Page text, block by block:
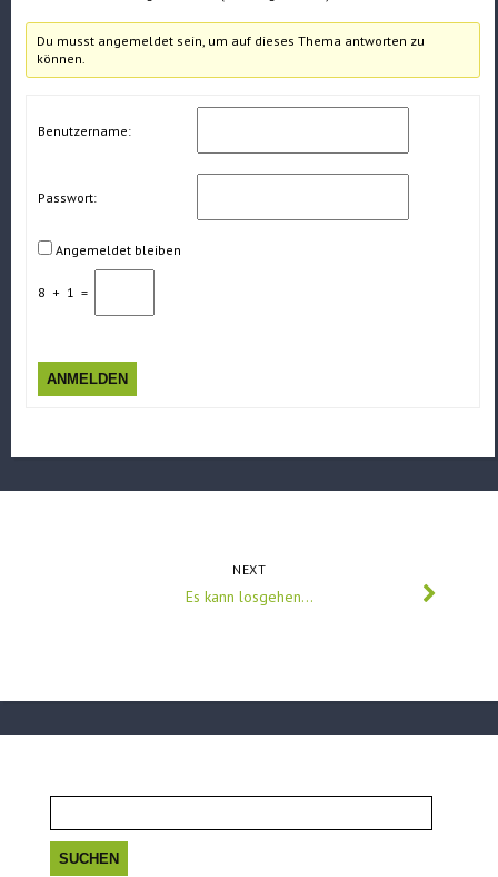
Du musst angemeldet sein, um auf dieses Thema antworten zu
können.
Benutzername:
Passwort:
Angemeldet bleiben
8 + 1 =
ANMELDEN
NEXT
Es kann losgehen…